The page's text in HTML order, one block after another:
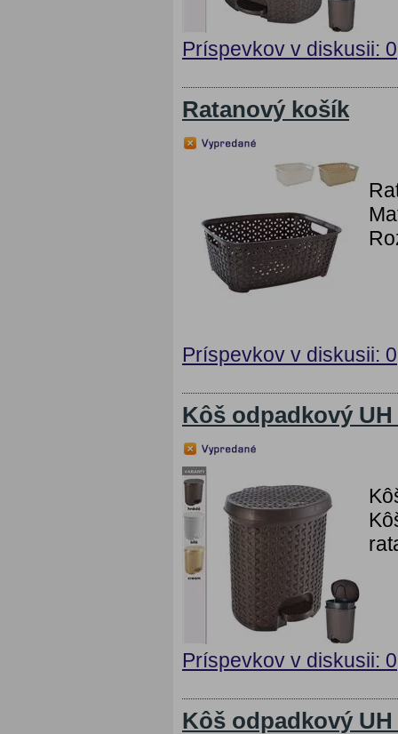
Príspevkov v diskusii: 0
Ratanový košík
Príspevkov v diskusii: 0
Kôš odpadkový UH
Príspevkov v diskusii: 0
Kôš odpadkový UH